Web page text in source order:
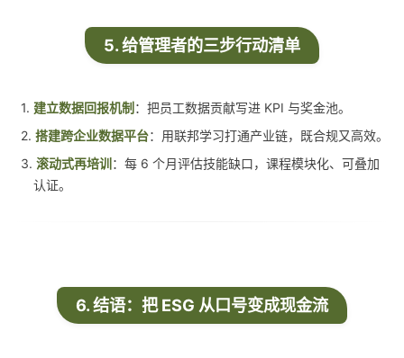
5. 给管理者的三步行动清单
1. 建立数据回报机制 ：把员工数据贡献写进 KPI 与奖金池。
2. 搭建跨企业数据平台：用联邦学习打通产业链，既合规又高效。
3. 滚动式再培训 ：每 6 个月评估技能缺口，课程模块化、可叠加
认证。
6. 结语：把 ESG 从口号变成现金流